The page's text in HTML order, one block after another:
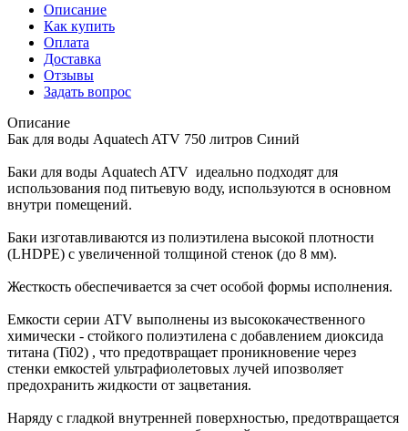
Описание
Как купить
Оплата
Доставка
Отзывы
Задать вопрос
Описание
Бак для воды Aquatech ATV 750 литров Синий
Баки для воды Aquatech ATV идеально подходят для
использования под питьевую воду, используются в основном
внутри помещений.
Баки изготавливаются из полиэтилена высокой плотности
(LHDPE) с увеличенной толщиной стенок (до 8 мм).
Жесткость обеспечивается за счет особой формы исполнения.
Емкости серии ATV выполнены из высококачественного
химически - стойкого полиэтилена с добавлением диоксида
титана (Ti02) , что предотвращает проникновение через
стенки емкостей ультрафиолетовых лучей ипозволяет
предохранить жидкости от зацветания.
Наряду с гладкой внутренней поверхностью, предотвращается